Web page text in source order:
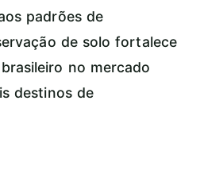
padrões de
de solo fortalece
no mercado
destinos de